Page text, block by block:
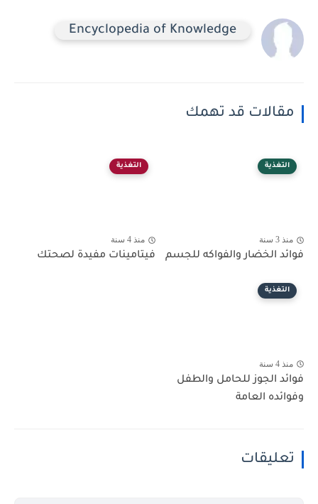
Encyclopedia of Knowledge
مقالات قد تهمك
التغذية
منذ 3 سنة
فوائد الخضار والفواكه للجسم
التغذية
منذ 4 سنة
فيتامينات مفيدة لصحتك
التغذية
منذ 4 سنة
فوائد الجوز للحامل والطفل
وفوائده العامة
تعليقات